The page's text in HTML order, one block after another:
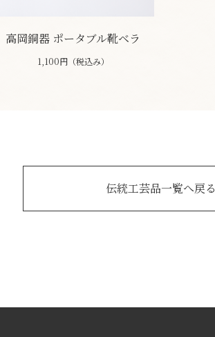
高岡銅器 ポータブル靴ベラ
1,100円（税込み）
伝統工芸品一覧へ戻る